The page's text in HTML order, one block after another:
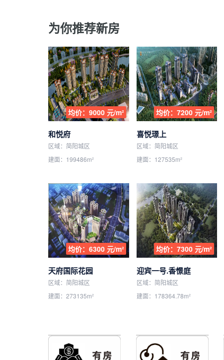
为你推荐新房
均价：9000 元/m²
和悦府
区域：简阳城区
建面：199486m²
均价：7200 元/m²
喜悦璟上
区域：简阳城区
建面：127535m²
均价：6300 元/m²
天府国际花园
区域：简阳城区
建面：273135m²
均价：7300 元/m²
迎宾一号.香憬庭
区域：简阳城区
建面：178364.78m²